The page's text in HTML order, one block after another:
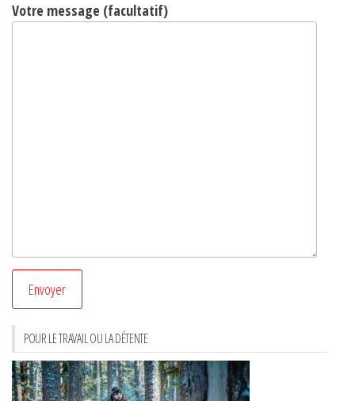
Votre message (facultatif)
POUR LE TRAVAIL OU LA DÉTENTE